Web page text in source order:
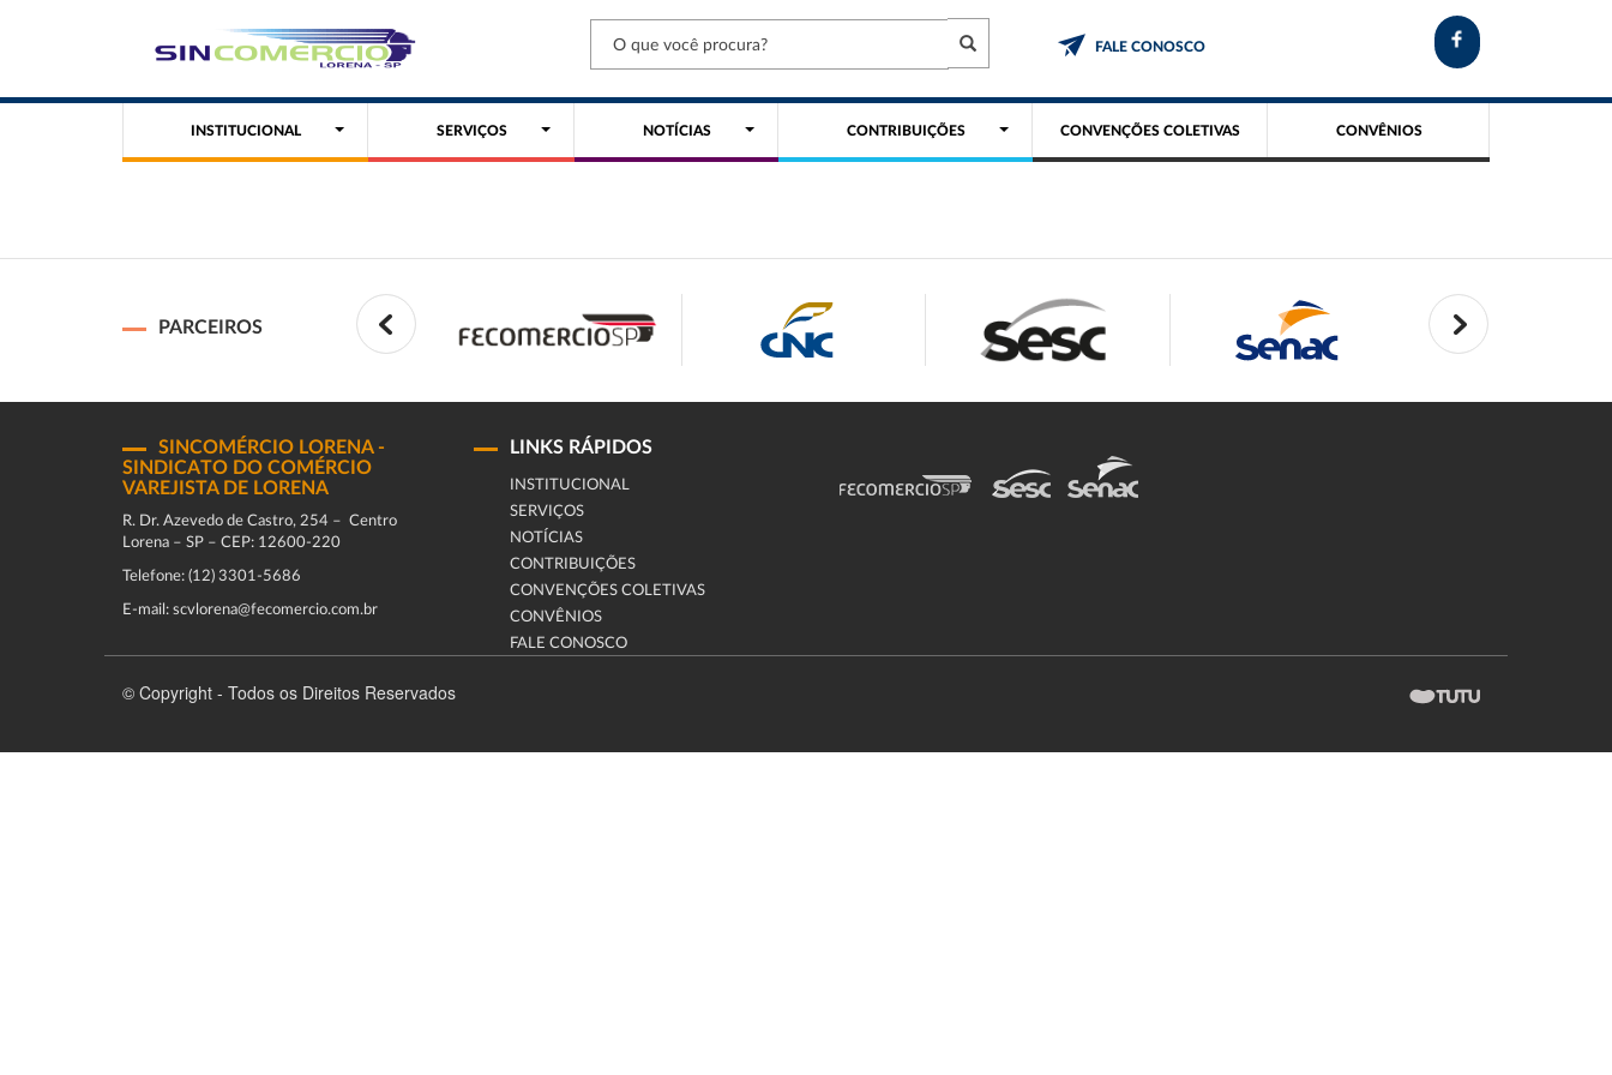
FALE CONOSCO
INSTITUCIONAL SERVIÇOS NOTÍCIAS CONTRIBUIÇÕES CONVENÇÕES COLETIVAS CONVÊNIOS
PARCEIROS
SINCOMÉRCIO LORENA -
SINDICATO DO COMÉRCIO
VAREJISTA DE LORENA
R. Dr. Azevedo de Castro, 254 – Centro
Lorena – SP – CEP: 12600-220
Telefone: (12) 3301-5686
E-mail: scvlorena@fecomercio.com.br
LINKS RÁPIDOS
INSTITUCIONAL
SERVIÇOS
NOTÍCIAS
CONTRIBUIÇÕES
CONVENÇÕES COLETIVAS
CONVÊNIOS
FALE CONOSCO
© Copyright - Todos os Direitos Reservados